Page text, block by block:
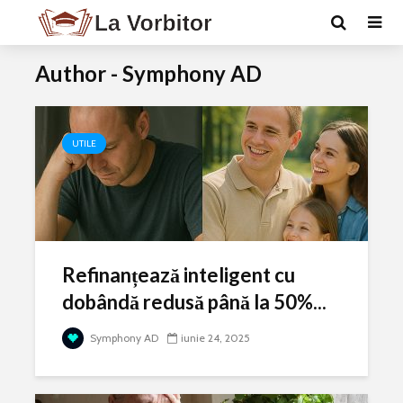
Author - Symphony AD
UTILE
Refinanțează inteligent cu
dobândă redusă până la 50%...
Symphony AD iunie 24, 2025